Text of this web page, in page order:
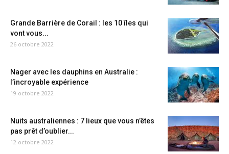
Grande Barrière de Corail : les 10 îles qui
vont vous...
26 octobre 2022
Nager avec les dauphins en Australie :
l’incroyable expérience
19 octobre 2022
Nuits australiennes : 7 lieux que vous n’êtes
pas prêt d’oublier...
12 octobre 2022